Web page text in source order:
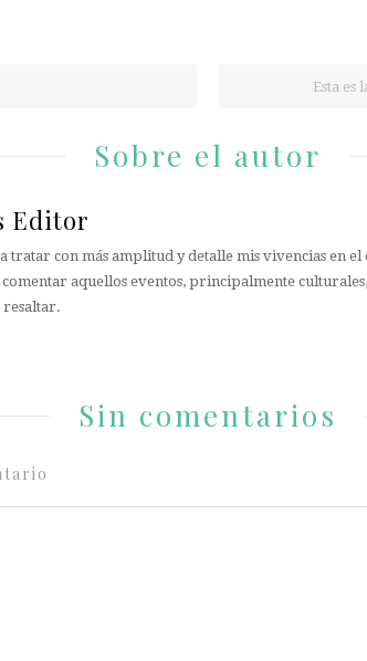
Esta es
Sobre el autor
Editor
tratar con más amplitud y detalle mis vivencias en el
comentar aquellos eventos, principalmente
resaltar.
Sin comentarios